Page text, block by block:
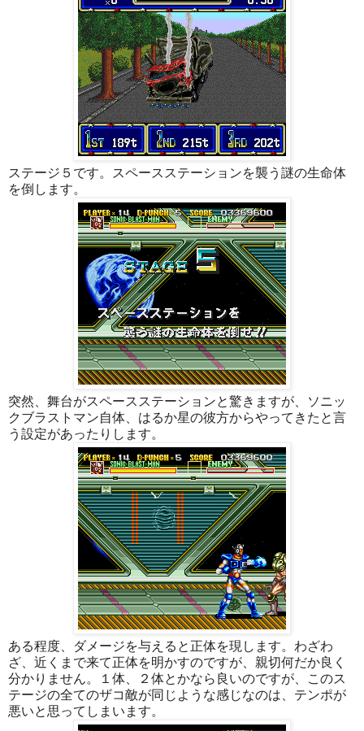
ステージ５です。スペースステーションを襲う謎の生命体
を倒します。
突然、舞台がスペースステーションと驚きますが、ソニッ
クブラストマン自体、はるか星の彼方からやってきたと言
う設定があったりします。
ある程度、ダメージを与えると正体を現します。わざわ
ざ、近くまで来て正体を明かすのですが、親切何だか良く
分かりません。１体、２体とかなら良いのですが、このス
テージの全てのザコ敵が同じような感じなのは、テンポが
悪いと思ってしまいます。